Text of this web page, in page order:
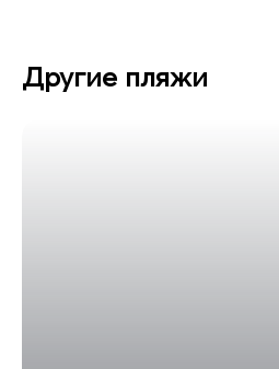
Другие пляжи